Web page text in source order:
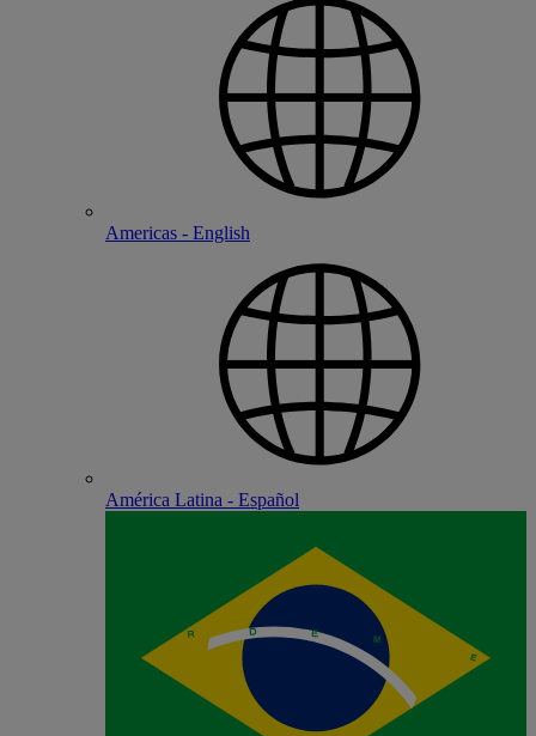
Americas - English
América Latina - Español